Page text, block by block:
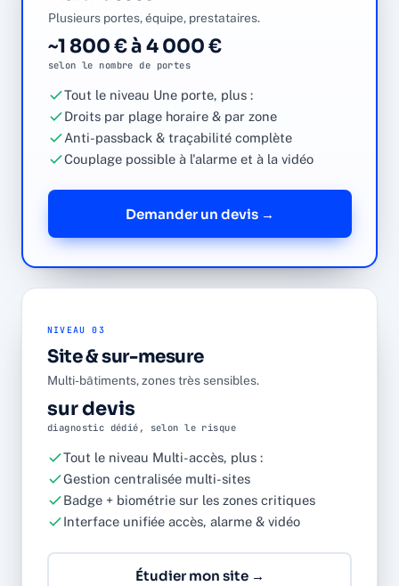
Plusieurs portes, équipe, prestataires.
~1 800 € à 4 000 €
selon le nombre de portes
Tout le niveau Une porte, plus :
Droits par plage horaire & par zone
Anti-passback & traçabilité complète
Couplage possible à l'alarme et à la vidéo
Demander un devis →
NIVEAU 03
Site & sur-mesure
Multi-bâtiments, zones très sensibles.
sur devis
diagnostic dédié, selon le risque
Tout le niveau Multi-accès, plus :
Gestion centralisée multi-sites
Badge + biométrie sur les zones critiques
Interface unifiée accès, alarme & vidéo
Étudier mon site →